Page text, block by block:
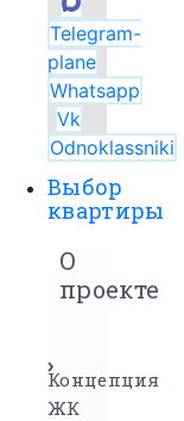
Telegram-
plane
Whatsapp
Vk
Odnoklassniki
Выбор
квартиры
О
проекте
Концепция
ЖК